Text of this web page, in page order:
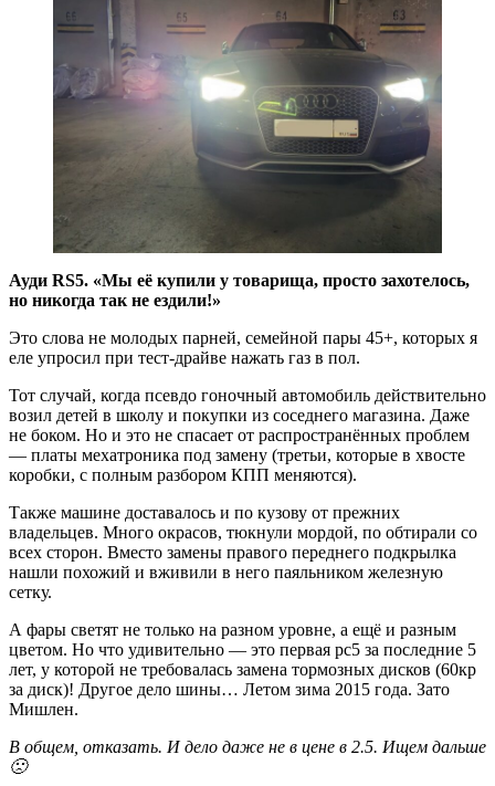
Ауди RS5. «Мы её купили у товарища, просто захотелось,
но никогда так не ездили!»
Это слова не молодых парней, семейной пары 45+, которых я
еле упросил при тест-драйве нажать газ в пол.
Тот случай, когда псевдо гоночный автомобиль действительно
возил детей в школу и покупки из соседнего магазина. Даже
не боком. Но и это не спасает от распространённых проблем
— платы мехатроника под замену (третьи, которые в хвосте
коробки, с полным разбором КПП меняются).
Также машине доставалось и по кузову от прежних
владельцев. Много окрасов, тюкнули мордой, по обтирали со
всех сторон. Вместо замены правого переднего подкрылка
нашли похожий и вживили в него паяльником железную
сетку.
А фары светят не только на разном уровне, а ещё и разным
цветом. Но что удивительно — это первая рс5 за последние 5
лет, у которой не требовалась замена тормозных дисков (60кр
за диск)! Другое дело шины… Летом зима 2015 года. Зато
Мишлен.
В общем, отказать. И дело даже не в цене в 2.5. Ищем дальше
🙁